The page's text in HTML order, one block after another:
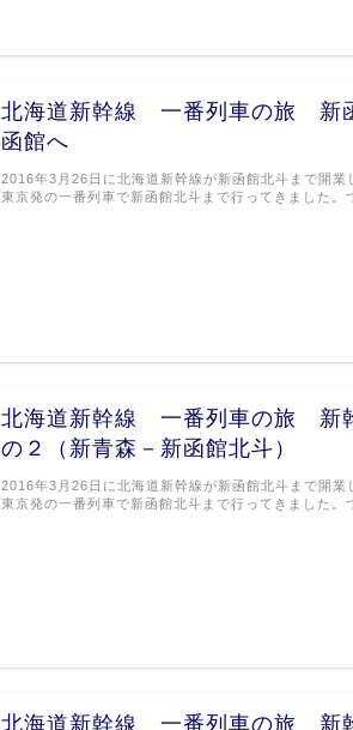
北海道新幹線 一番列車の旅 新
函館へ
2016年3月26日に北海道新幹線が新函館北斗まで開業
東京発の一番列車で新函館北斗まで行ってきました。
北海道新幹線 一番列車の旅 新
の２（新青森－新函館北斗）
2016年3月26日に北海道新幹線が新函館北斗まで開業
東京発の一番列車で新函館北斗まで行ってきました。
北海道新幹線 一番列車の旅 新